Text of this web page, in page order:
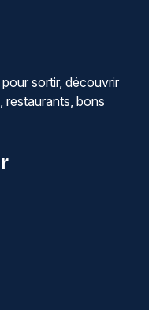
sortir, découvrir
restaurants, bons